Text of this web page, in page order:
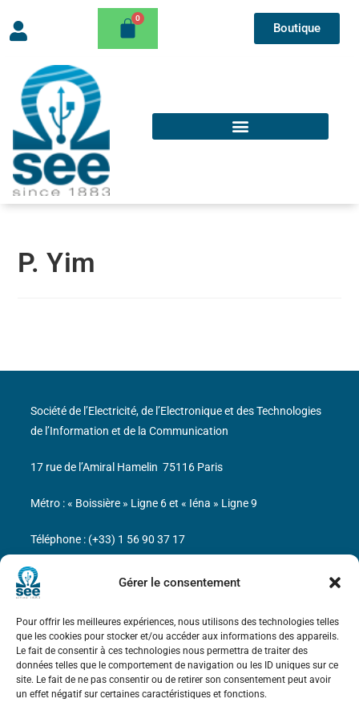
Gérer le consentement
Pour offrir les meilleures expériences, nous utilisons des technologies telles
que les cookies pour stocker et/ou accéder aux informations des appareils.
Le fait de consentir à ces technologies nous permettra de traiter des
données telles que le comportement de navigation ou les ID uniques sur ce
site. Le fait de ne pas consentir ou de retirer son consentement peut avoir
un effet négatif sur certaines caractéristiques et fonctions.
Boutique
P. Yim
Bicentenaire des découvertes d’André-
Marie Ampère
Mentions légales
Société de l’Electricité, de l’Electronique et des Technologies
de l’Information et de la Communication
17 rue de l’Amiral Hamelin 75116 Paris
Métro : « Boissière » Ligne 6 et « Iéna » Ligne 9
Téléphone : (+33) 1 56 90 37 17
N° de SIREN : 785 393 232, Code APE : 9412Z TVA intra-
communautaire : FR44 785 393 232